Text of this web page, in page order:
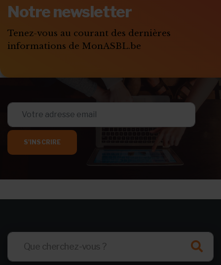
S'ABONNER
Notre newsletter
Tenez-vous au courant des dernières
informations de MonASBL.be
S'INSCRIRE